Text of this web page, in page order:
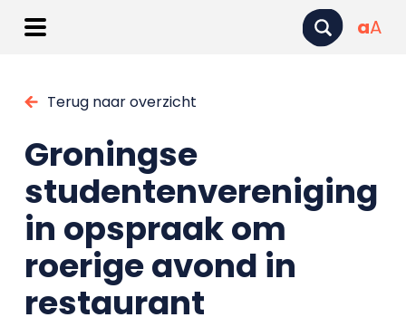
aA
Terug naar overzicht
Groningse
studentenvereniging
in opspraak om
roerige avond in
restaurant